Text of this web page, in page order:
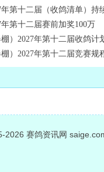
第十二届（收鸽清单）持
第十二届赛前加奖100万
）2027年第十二届收鸽计
）2027年第十二届竞赛规
2026 赛鸽资讯网